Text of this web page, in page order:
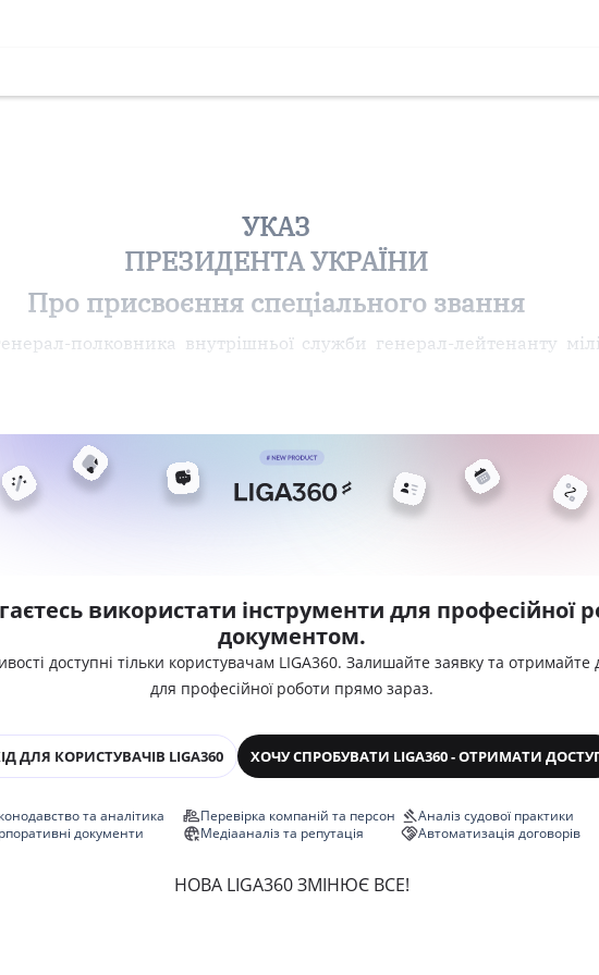
УКАЗ
ПРЕЗИДЕНТА УКРАЇНИ
Про присвоєння спеціального звання
полковника внутрішньої служби генерал-лейтенанту
використати інструменти для професійної
документом.
доступні тільки користувачам LIGA360. Залишайте заявку та отримайте
для професійної роботи прямо зараз.
ДЛЯ КОРИСТУВАЧІВ LIGA360 ХОЧУ СПРОБУВАТИ LIGA360 - ОТРИМАТИ
та аналітика
документи
Перевірка компаній та персон
Медіааналіз та репутація
Аналіз судової практики
Автоматизація договорів
НОВА LIGA360 ЗМІНЮЄ ВСЕ!